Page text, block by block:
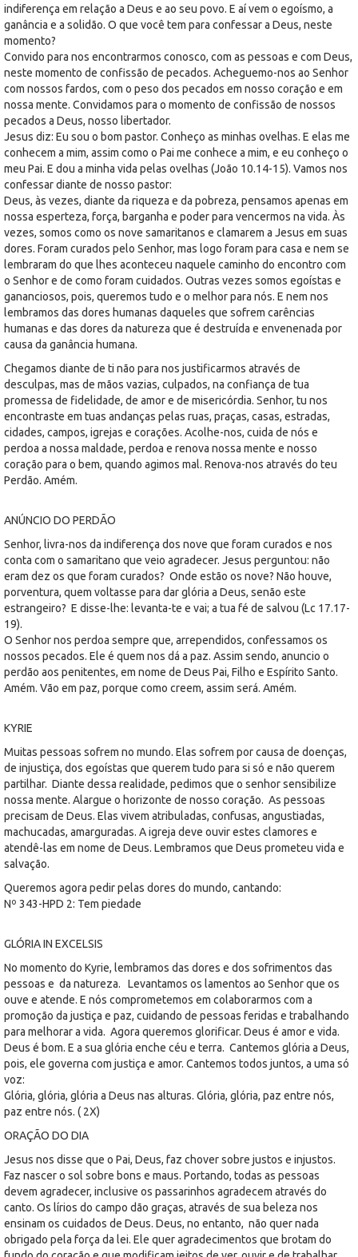
indiferença em relação a Deus e ao seu povo. E aí vem o egoísmo, a
ganância e a solidão. O que você tem para confessar a Deus, neste
momento?
Convido para nos encontrarmos conosco, com as pessoas e com Deus,
neste momento de confissão de pecados. Acheguemo-nos ao Senhor
com nossos fardos, com o peso dos pecados em nosso coração e em
nossa mente. Convidamos para o momento de confissão de nossos
pecados a Deus, nosso libertador.
Jesus diz: Eu sou o bom pastor. Conheço as minhas ovelhas. E elas me
conhecem a mim, assim como o Pai me conhece a mim, e eu conheço o
meu Pai. E dou a minha vida pelas ovelhas (João 10.14-15). Vamos nos
confessar diante de nosso pastor:
Deus, às vezes, diante da riqueza e da pobreza, pensamos apenas em
nossa esperteza, força, barganha e poder para vencermos na vida. Às
vezes, somos como os nove samaritanos e clamarem a Jesus em suas
dores. Foram curados pelo Senhor, mas logo foram para casa e nem se
lembraram do que lhes aconteceu naquele caminho do encontro com
o Senhor e de como foram cuidados. Outras vezes somos egoístas e
gananciosos, pois, queremos tudo e o melhor para nós. E nem nos
lembramos das dores humanas daqueles que sofrem carências
humanas e das dores da natureza que é destruída e envenenada por
causa da ganância humana.
Chegamos diante de ti não para nos justificarmos através de
desculpas, mas de mãos vazias, culpados, na confiança de tua
promessa de fidelidade, de amor e de misericórdia. Senhor, tu nos
encontraste em tuas andanças pelas ruas, praças, casas, estradas,
cidades, campos, igrejas e corações. Acolhe-nos, cuida de nós e
perdoa a nossa maldade, perdoa e renova nossa mente e nosso
coração para o bem, quando agimos mal. Renova-nos através do teu
Perdão. Amém.
ANÚNCIO DO PERDÃO
Senhor, livra-nos da indiferença dos nove que foram curados e nos
conta com o samaritano que veio agradecer. Jesus perguntou: não
eram dez os que foram curados? Onde estão os nove? Não houve,
porventura, quem voltasse para dar glória a Deus, senão este
estrangeiro? E disse-lhe: levanta-te e vai; a tua fé de salvou (Lc 17.17-
19).
O Senhor nos perdoa sempre que, arrependidos, confessamos os
nossos pecados. Ele é quem nos dá a paz. Assim sendo, anuncio o
perdão aos penitentes, em nome de Deus Pai, Filho e Espírito Santo.
Amém. Vão em paz, porque como creem, assim será. Amém.
KYRIE
Muitas pessoas sofrem no mundo. Elas sofrem por causa de doenças,
de injustiça, dos egoístas que querem tudo para si só e não querem
partilhar. Diante dessa realidade, pedimos que o senhor sensibilize
nossa mente. Alargue o horizonte de nosso coração. As pessoas
precisam de Deus. Elas vivem atribuladas, confusas, angustiadas,
machucadas, amarguradas. A igreja deve ouvir estes clamores e
atendê-las em nome de Deus. Lembramos que Deus prometeu vida e
salvação.
Queremos agora pedir pelas dores do mundo, cantando:
Nº 343-HPD 2: Tem piedade
GLÓRIA IN EXCELSIS
No momento do Kyrie, lembramos das dores e dos sofrimentos das
pessoas e da natureza. Levantamos os lamentos ao Senhor que os
ouve e atende. E nós comprometemos em colaborarmos com a
promoção da justiça e paz, cuidando de pessoas feridas e trabalhando
para melhorar a vida. Agora queremos glorificar. Deus é amor e vida.
Deus é bom. E a sua glória enche céu e terra. Cantemos glória a Deus,
pois, ele governa com justiça e amor. Cantemos todos juntos, a uma só
voz:
Glória, glória, glória a Deus nas alturas. Glória, glória, paz entre nós,
paz entre nós. ( 2X)
ORAÇÃO DO DIA
Jesus nos disse que o Pai, Deus, faz chover sobre justos e injustos.
Faz nascer o sol sobre bons e maus. Portando, todas as pessoas
devem agradecer, inclusive os passarinhos agradecem através do
canto. Os lírios do campo dão graças, através de sua beleza nos
ensinam os cuidados de Deus. Deus, no entanto, não quer nada
obrigado pela força da lei. Ele quer agradecimentos que brotam do